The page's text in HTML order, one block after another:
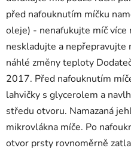
před nafouknutím míčku
oleje) - nenafukujte míč
neskladujte a nepřepravujte
náhlé změny teploty
2017. Před nafouknutím
lahvičky s glycerolem a
středu otvoru. Namazaná
mikrovlákna míče. Po
otvor prsty rovnoměrně